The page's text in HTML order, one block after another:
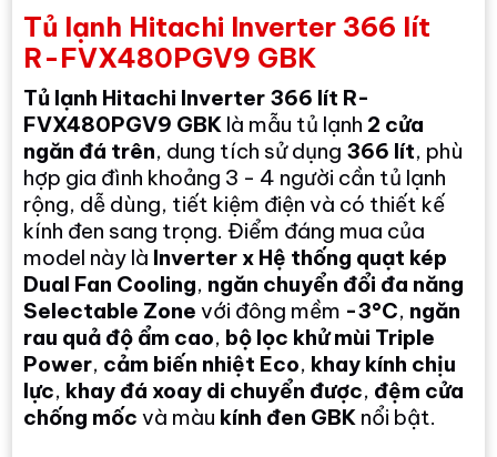
Tủ lạnh Hitachi Inverter 366 lít
R-FVX480PGV9 GBK
Tủ lạnh Hitachi Inverter 366 lít R-
FVX480PGV9 GBK là mẫu tủ lạnh 2 cửa
ngăn đá trên, dung tích sử dụng 366 lít, phù
hợp gia đình khoảng 3 - 4 người cần tủ lạnh
rộng, dễ dùng, tiết kiệm điện và có thiết kế
kính đen sang trọng. Điểm đáng mua của
model này là Inverter x Hệ thống quạt kép
Dual Fan Cooling, ngăn chuyển đổi đa năng
Selectable Zone với đông mềm -3°C, ngăn
rau quả độ ẩm cao, bộ lọc khử mùi Triple
Power, cảm biến nhiệt Eco, khay kính chịu
lực, khay đá xoay di chuyển được, đệm cửa
chống mốc và màu kính đen GBK nổi bật.